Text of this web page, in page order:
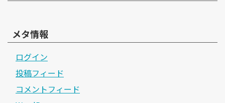
メタ情報
ログイン
投稿フィード
コメントフィード